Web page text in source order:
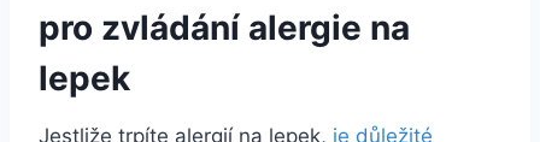
pro zvládání alergie na
lepek
Jestliže trpíte alergií na lepek, je důležité